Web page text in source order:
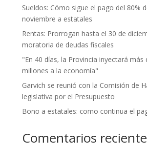
Sueldos: Cómo sigue el pago del 80%
noviembre a estatales
Rentas: Prorrogan hasta el 30 de
moratoria de deudas fiscales
"En 40 días, la Provincia inyectará más
millones a la economía"
Garvich se reunió con la Comisión de
legislativa por el Presupuesto
Bono a estatales: como continua el
Comentarios